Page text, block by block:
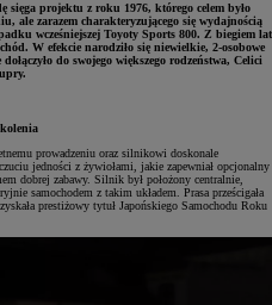
projektu z roku 1976, którego celem było
ale zarazem charakteryzującego się wydajnością
wcześniejszej Toyoty Sports 800. Z biegiem lat
W efekcie narodziło się niewielkie, 2-osobowe
do swojego większego rodzeństwa, Celici
prowadzeniu oraz silnikowi doskonale
jedności z żywiołami, jakie zapewniał opcjonalny
dobrej zabawy. Silnik był położony centralnie,
samochodem z takim układem. Prasa prześcigała
prestiżowy tytuł Japońskiego Samochodu Roku